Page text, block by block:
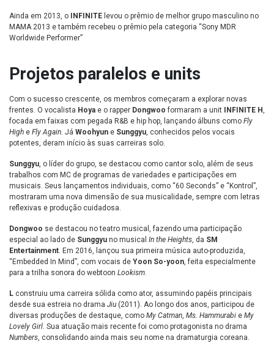
Ainda em 2013, o INFINITE levou o prêmio de melhor grupo masculino no
MAMA 2013 e também recebeu o prêmio pela categoria “Sony MDR
Worldwide Performer”
Projetos paralelos e units
Com o sucesso crescente, os membros começaram a explorar novas
frentes. O vocalista Hoya e o rapper Dongwoo formaram a unit INFINITE H,
focada em faixas com pegada R&B e hip hop, lançando álbuns como Fly
High e Fly Again. Já Woohyun e Sunggyu, conhecidos pelos vocais
potentes, deram início às suas carreiras solo.
Sunggyu, o líder do grupo, se destacou como cantor solo, além de seus
trabalhos com MC de programas de variedades e participações em
musicais. Seus lançamentos individuais, como “60 Seconds” e “Kontrol”,
mostraram uma nova dimensão de sua musicalidade, sempre com letras
reflexivas e produção cuidadosa.
Dongwoo se destacou no teatro musical, fazendo uma participação
especial ao lado de Sunggyu no musical In the Heights, da SM
Entertainment. Em 2016, lançou sua primeira música auto-produzida,
“Embedded In Mind”, com vocais de Yoon So-yoon, feita especialmente
para a trilha sonora do webtoon Lookism.
L construiu uma carreira sólida como ator, assumindo papéis principais
desde sua estreia no drama Jiu (2011). Ao longo dos anos, participou de
diversas produções de destaque, como My Catman, Ms. Hammurabi e My
Lovely Girl. Sua atuação mais recente foi como protagonista no drama
Numbers, consolidando ainda mais seu nome na dramaturgia coreana.